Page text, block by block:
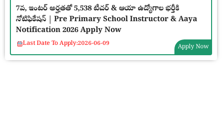
7వ, ఇంటర్ అర్హతతో 5,538 టీచర్ & ఆయా ఉద్యోగాల భర్తీకి
నోటిఫికేషన్ | Pre Primary School Instructor & Aaya
Notification 2026 Apply Now
Last Date To Apply:2026-06-09 Apply Now